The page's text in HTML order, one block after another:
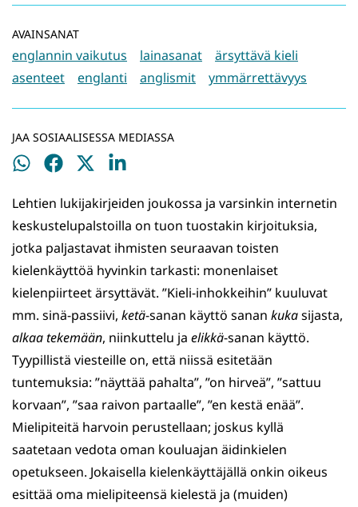
AVAINSANAT
englannin vaikutus lainasanat
ärsyttävä kieli
asenteet
englanti anglismit ymmärrettävyys
JAA SOSIAALISESSA MEDIASSA
Jaa
Jaa
Jaa
Jaa
Lehtien lukijakirjeiden joukossa ja varsinkin internetin
keskustelupalstoilla on tuon tuostakin kirjoituksia,
jotka paljastavat ihmisten seuraavan toisten
kielenkäyttöä hyvinkin tarkasti: monenlaiset
kielenpiirteet ärsyttävät. ”Kieli-inhokkeihin” kuuluvat
mm. sinä-passiivi, ketä-sanan käyttö sanan kukasijasta,
alkaa tekemään, niinkuttelu ja elikkä-sanan käyttö.
Tyypillistä viesteille on, että niissä esitetään
tuntemuksia: ”näyttää pahalta”, ”on hirveä”, ”sattuu
korvaan”, ”saa raivon partaalle”, ”en kestä enää”.
Mielipiteitä harvoin perustellaan; joskus kyllä
saatetaan vedota oman kouluajan äidinkielen
opetukseen. Jokaisella kielenkäyttäjällä onkin oikeus
esittää oma mielipiteensä kielestä ja (muiden)